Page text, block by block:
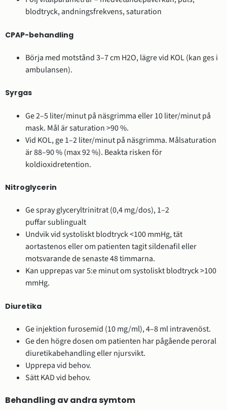
blodtryck, andningsfrekvens, saturation
CPAP-behandling
Börja med motstånd 3–7 cm H2O, lägre vid KOL (kan ges i
ambulansen).
Syrgas
Ge 2–5 liter/minut på näsgrimma eller 10 liter/minut på
mask. Mål är saturation >90 %.
Vid KOL, ge 1–2 liter/minut på näsgrimma. Målsaturation
är 88–90 % (max 92 %). Beakta risken för
koldioxidretention.
Nitroglycerin
Ge spray glyceryltrinitrat (0,4 mg/dos), 1–2
puffar sublingualt
Undvik vid systoliskt blodtryck <100 mmHg, tät
aortastenos eller om patienten tagit sildenafil eller
motsvarande de senaste 48 timmarna.
Kan upprepas var 5:e minut om systoliskt blodtryck >100
mmHg.
Diuretika
Ge injektion furosemid (10 mg/ml), 4–8 ml intravenöst.
Ge den högre dosen om patienten har pågående peroral
diuretikabehandling eller njursvikt.
Upprepa vid behov.
Sätt KAD vid behov.
Behandling av andra symtom